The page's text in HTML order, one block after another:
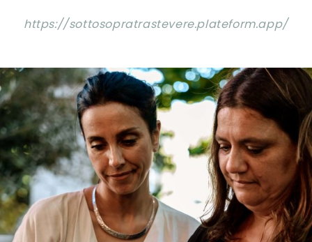
https://sottosopratrastevere.plateform.app/